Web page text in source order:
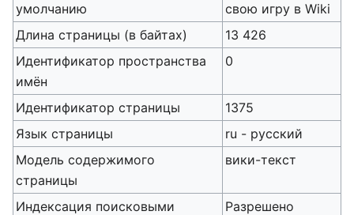
умолчанию
свою игру в Wiki
Длина страницы (в байтах)
13 426
Идентификатор пространства
имён
0
Идентификатор страницы
1375
Язык страницы
ru - русский
Модель содержимого
страницы
вики-текст
Индексация поисковыми
Разрешено